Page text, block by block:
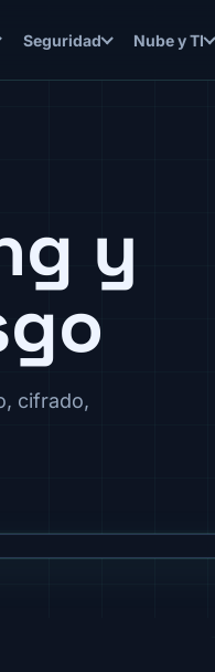
Seguridad Nube y TI
y
cifrado,